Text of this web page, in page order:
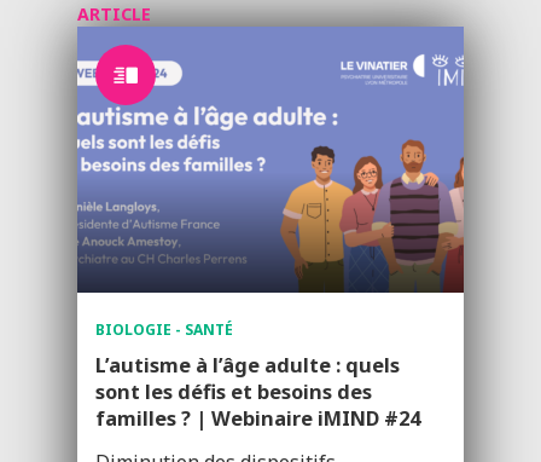
ARTICLE
BIOLOGIE - SANTÉ
L’autisme à l’âge adulte : quels
sont les défis et besoins des
familles ? | Webinaire iMIND #24